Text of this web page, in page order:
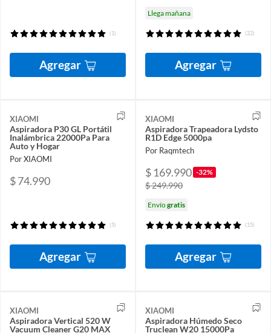
(1)
Agregar
Llega mañana
(22)
Agregar
XIAOMI
Aspiradora P30 GL Portátil
Inalámbrica 22000Pa Para
Auto y Hogar
Por XIAOMI
$ 74.990
(5)
Agregar
XIAOMI
Aspiradora Trapeadora Lydsto
R1D Edge 5000pa
Por Raqmtech
$ 169.990 -32%
$ 249.990
Envíogratis
(15)
Agregar
XIAOMI
Aspiradora Vertical 520 W
Vacuum Cleaner G20 MAX
XIAOMI
Aspiradora Húmedo Seco
Truclean W20 15000Pa